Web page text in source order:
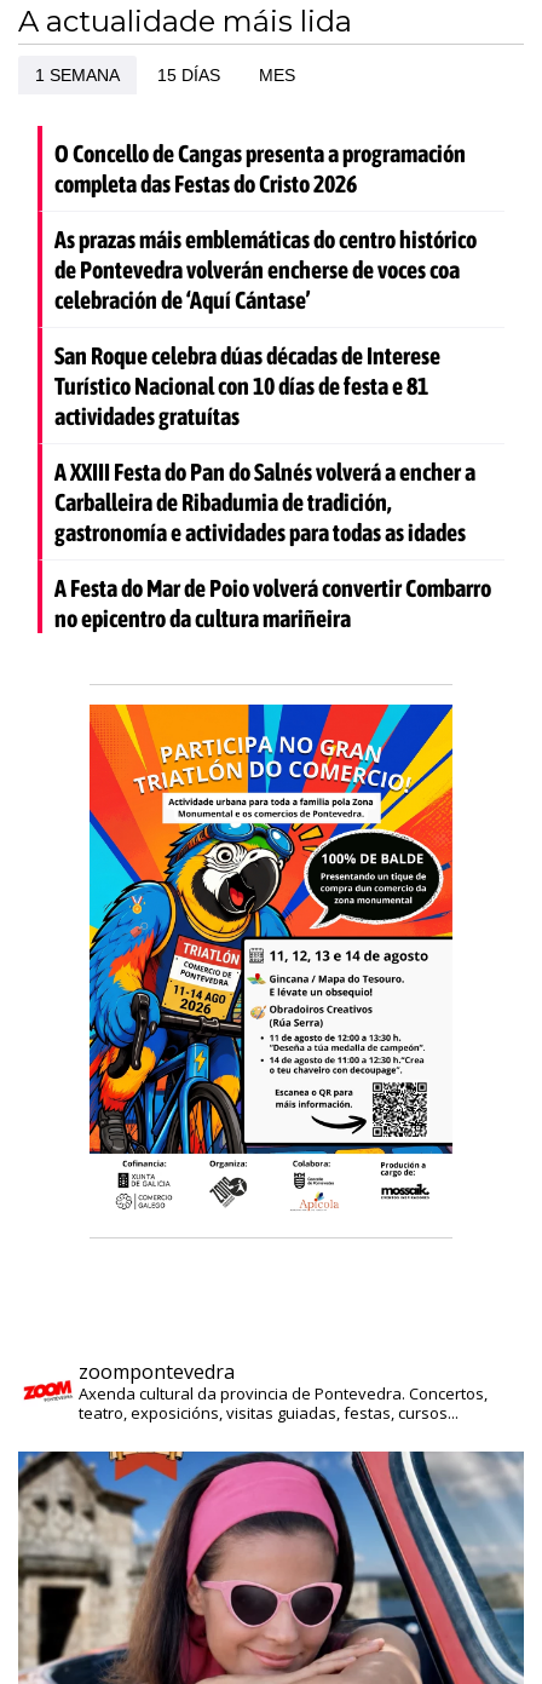
A actualidade máis lida
1 SEMANA 15 DÍAS MES
O Concello de Cangas presenta a programación
completa das Festas do Cristo 2026
As prazas máis emblemáticas do centro histórico
de Pontevedra volverán encherse de voces coa
celebración de ‘Aquí Cántase’
San Roque celebra dúas décadas de Interese
Turístico Nacional con 10 días de festa e 81
actividades gratuítas
A XXIII Festa do Pan do Salnés volverá a encher a
Carballeira de Ribadumia de tradición,
gastronomía e actividades para todas as idades
A Festa do Mar de Poio volverá convertir Combarro
no epicentro da cultura mariñeira
zoompontevedra
Axenda cultural da provincia de Pontevedra. Concertos,
teatro, exposicións, visitas guiadas, festas, cursos...